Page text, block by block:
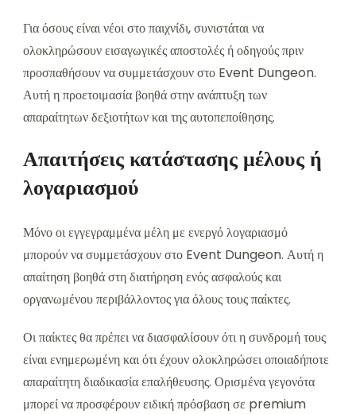
Για όσους είναι νέοι στο παιχνίδι, συνιστάται να
ολοκληρώσουν εισαγωγικές αποστολές ή οδηγούς πριν
προσπαθήσουν να συμμετάσχουν στο Event Dungeon.
Αυτή η προετοιμασία βοηθά στην ανάπτυξη των
απαραίτητων δεξιοτήτων και της αυτοπεποίθησης.
Απαιτήσεις κατάστασης μέλους ή
λογαριασμού
Μόνο οι εγγεγραμμένα μέλη με ενεργό λογαριασμό
μπορούν να συμμετάσχουν στο Event Dungeon. Αυτή η
απαίτηση βοηθά στη διατήρηση ενός ασφαλούς και
οργανωμένου περιβάλλοντος για όλους τους παίκτες.
Οι παίκτες θα πρέπει να διασφαλίσουν ότι η συνδρομή τους
είναι ενημερωμένη και ότι έχουν ολοκληρώσει οποιαδήποτε
απαραίτητη διαδικασία επαλήθευσης. Ορισμένα γεγονότα
μπορεί να προσφέρουν ειδική πρόσβαση σε premium